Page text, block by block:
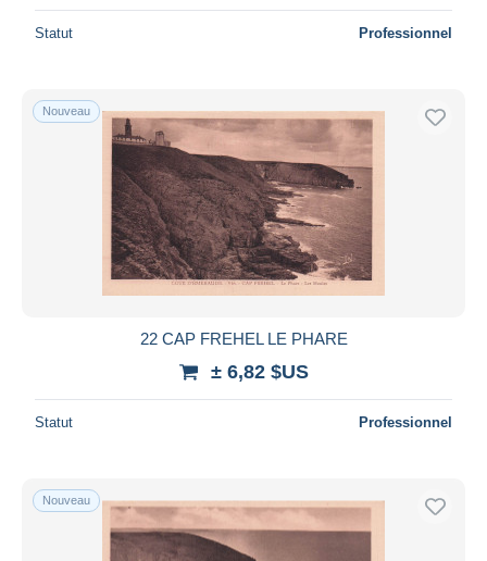
Statut Professionnel
Nouveau
22 CAP FREHEL LE PHARE
± 6,82 $US
Statut Professionnel
Nouveau